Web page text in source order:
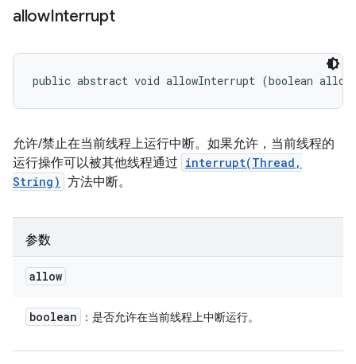
allowInterrupt
public abstract void allowInterrupt (boolean
允许/禁止在当前线程上运行中断。如果允许，当前线程的
运行操作可以被其他线程通过 interrupt(Thread,
String) 方法中断。
参数
allow
boolean ：是否允许在当前线程上中断运行。